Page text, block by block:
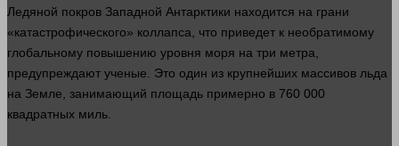
Ледяной покров Западной Антарктики находится на грани
«катастрофического» коллапса, что приведет к необратимому
глобальному повышению уровня моря на три метра,
предупреждают ученые. Это один из крупнейших массивов льда
на Земле, занимающий площадь примерно в 760 000
квадратных миль.